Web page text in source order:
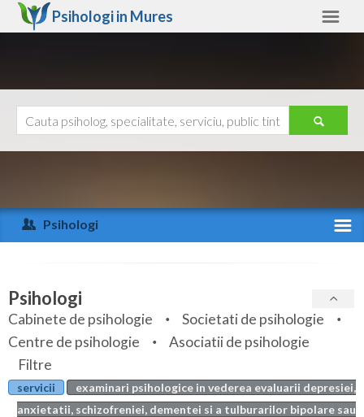
Psihologi in Mures
Arad
Arges
Bihor
Bistrita-Nasaud
Botosani
Braila
Ajutor
Psihologi
Specialitati
Servicii
Articole
Evenimente
Psihologi
Cabinete de psihologie
Societati de psihologie
Centre de psihologie
Asociatii de psihologie
Filtre
servicii
examinari psihologice in vederea evaluarii depresiei,
anxietatii, schizofreniei, dementei si a tulburarilor bipolare sau